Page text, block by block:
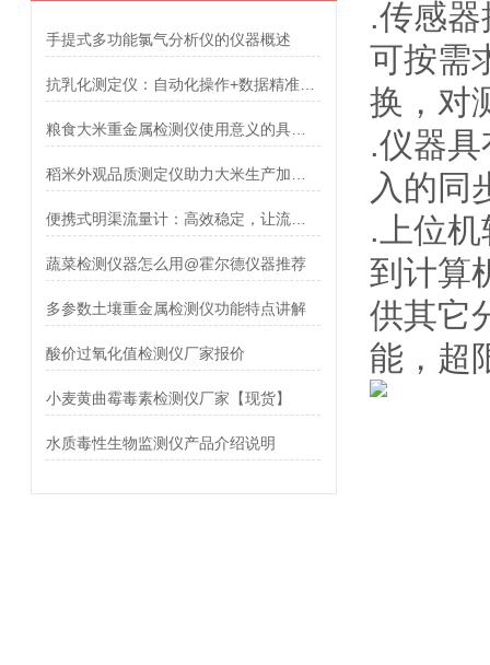
手提式多功能氯气分析仪的仪器概述
蔬菜检测仪器怎么用@霍尔德仪器推荐
多参数土壤重金属检测仪功能特点讲解
酸价过氧化值检测仪厂家报价
小麦黄曲霉毒素检测仪厂家【现货】
水质毒性生物监测仪产品介绍说明
.传感
可按需
换，对
.仪器
入的同
.上位
到计算
供其它
能，超